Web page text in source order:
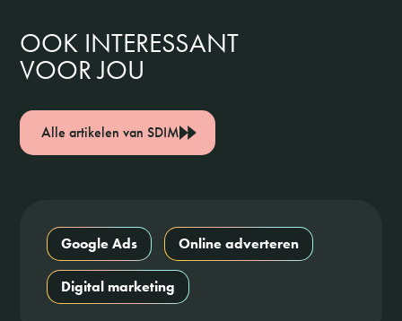
OOK INTERESSANT
VOOR JOU
Alle artikelen van SDIM
Google Ads Online adverteren
Digital marketing